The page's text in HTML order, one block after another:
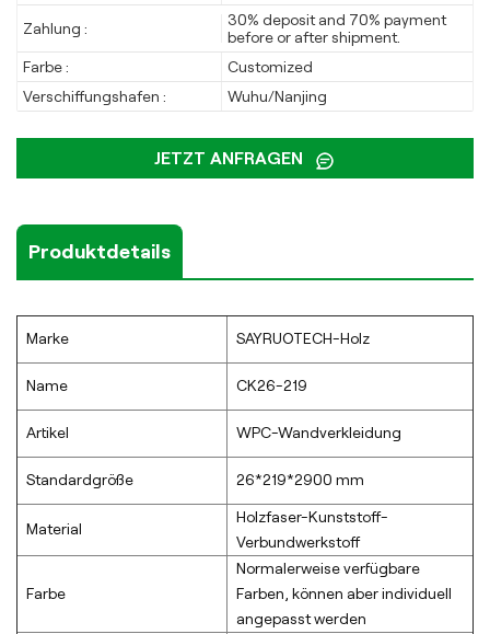
Zahlung :
30% deposit and 70% payment
before or after shipment.
Farbe :
Customized
Verschiffungshafen :
Wuhu/Nanjing
JETZT ANFRAGEN
Produktdetails
Marke SAYRUOTECH-Holz
Name CK26-219
Artikel WPC-Wandverkleidung
Standardgröße 26*219*2900 mm
Material
Holzfaser-Kunststoff-
Verbundwerkstoff
Farbe
Normalerweise verfügbare
Farben, können aber individuell
angepasst werden